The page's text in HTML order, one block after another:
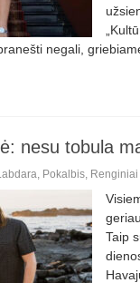
negali,
nesu tobula
Pokalbis, Renginiai
Taip